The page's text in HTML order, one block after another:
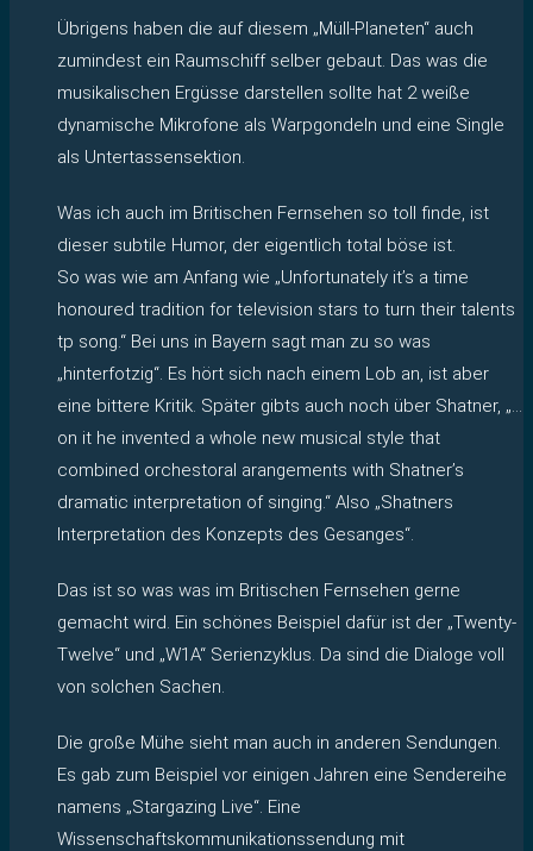
Übrigens haben die auf diesem „Müll-Planeten“ auch
zumindest ein Raumschiff selber gebaut. Das was die
musikalischen Ergüsse darstellen sollte hat 2 weiße
dynamische Mikrofone als Warpgondeln und eine Single
als Untertassensektion.
Was ich auch im Britischen Fernsehen so toll finde, ist
dieser subtile Humor, der eigentlich total böse ist.
So was wie am Anfang wie „Unfortunately it’s a time
honoured tradition for television stars to turn their talents
tp song.“ Bei uns in Bayern sagt man zu so was
„hinterfotzig“. Es hört sich nach einem Lob an, ist aber
eine bittere Kritik. Später gibts auch noch über Shatner, „…
on it he invented a whole new musical style that
combined orchestoral arangements with Shatner’s
dramatic interpretation of singing.“ Also „Shatners
Interpretation des Konzepts des Gesanges“.
Das ist so was was im Britischen Fernsehen gerne
gemacht wird. Ein schönes Beispiel dafür ist der „Twenty-
Twelve“ und „W1A“ Serienzyklus. Da sind die Dialoge voll
von solchen Sachen.
Die große Mühe sieht man auch in anderen Sendungen.
Es gab zum Beispiel vor einigen Jahren eine Sendereihe
namens „Stargazing Live“. Eine
Wissenschaftskommunikationssendung mit